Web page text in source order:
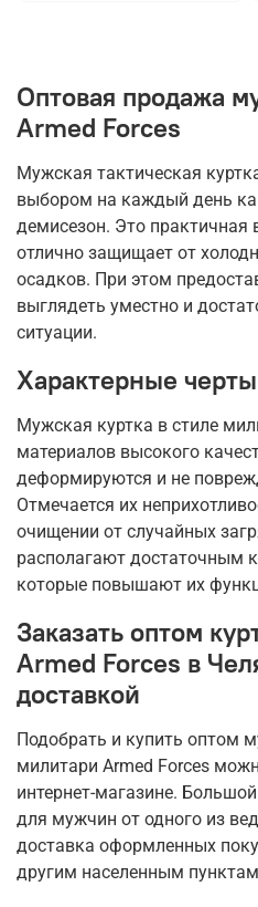
Оптовая продажа
Armed Forces
Мужская тактическая
выбором на каждый день
демисезон. Это практичная
отлично защищает от
осадков. При этом
выглядеть уместно и
ситуации.
Характерные
Мужская куртка в стиле
материалов высокого
деформируются и не
Отмечается их
очищении от случайных
располагают достаточным
которые повышают их
Заказать оптом
Armed Forces в
доставкой
Подобрать и купить оптом
милитари Armed Forces
интернет-магазине.
для мужчин от одного из
доставка оформленных
другим населенным